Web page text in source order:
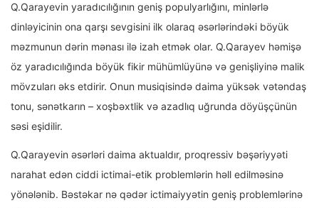
Q.Qarayevin yaradıcılığının geniş populyarlığını, minlərlə
dinləyicinin ona qarşı sevgisini ilk olaraq əsərlərindəki böyük
məzmunun dərin mənası ilə izah etmək olar. Q.Qarayev həmişə
öz yaradıcılığında böyük fikir mühümlüyünə və genişliyinə malik
mövzuları əks etdirir. Onun musiqisində daima yüksək vətəndaş
tonu, sənətkarın – xoşbəxtlik və azadlıq uğrunda döyüşçünün
səsi eşidilir.
Q.Qarayevin əsərləri daima aktualdır, proqressiv bəşəriyyəti
narahat edən ciddi ictimai-etik problemlərin həll edilməsinə
yönələnib. Bəstəkar nə qədər ictimaiyyətin geniş problemlərinə